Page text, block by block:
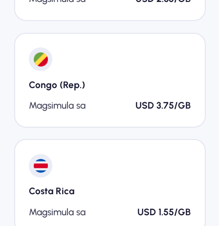
Congo (Rep.)
Magsimula sa
USD 3.75/GB
Costa Rica
Magsimula sa
USD 1.55/GB